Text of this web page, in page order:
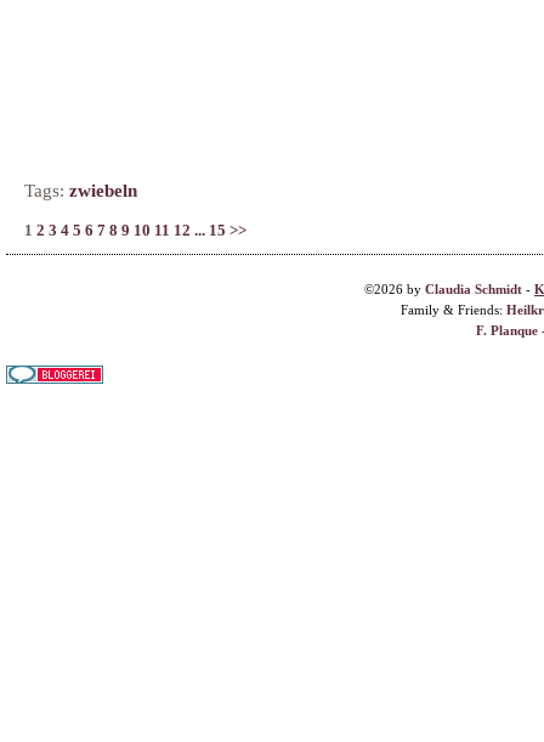
Tags: zwiebeln
1 2 3 4 5 6 7 8 9 10 11 12 ... 15 >>
©2026 by Claudia Schmidt -
Family & Friends:
F. Planque